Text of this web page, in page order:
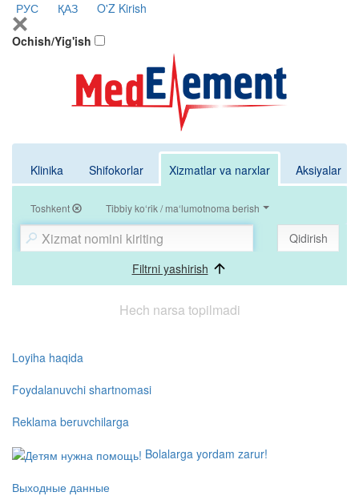
РУС ҚАЗ O'Z Kirish
Ochish/Yig'ish
Klinika Shifokorlar Xizmatlar va narxlar Aksiyalar
Toshkent Tibbiy ko‘rik / ma‘lumotnoma berish
Qidirish
Filtrni yashirish
Hech narsa topilmadi
Loyiha haqida
Foydalanuvchi shartnomasi
Reklama beruvchilarga
Bolalarga yordam zarur!
Выходные данные